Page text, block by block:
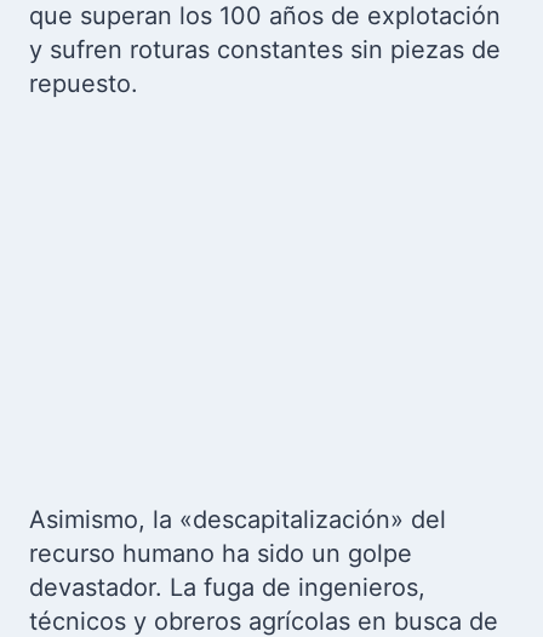
que superan los 100 años de explotación
y sufren roturas constantes sin piezas de
repuesto.
Asimismo, la «descapitalización» del
recurso humano ha sido un golpe
devastador. La fuga de ingenieros,
técnicos y obreros agrícolas en busca de